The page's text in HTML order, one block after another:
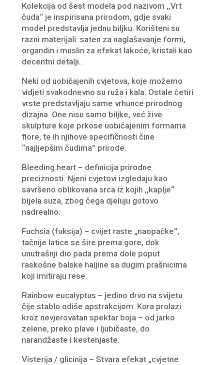
Kolekcija od šest modela pod nazivom ,,Vrt
čuda“je inspirisana prirodom, gdje svaki
model predstavlja jednu biljku. Korišteni su
razni materijali: saten za naglašavanje formi,
organdin i muslin za efekat lakoće, kristali kao
decentni detalji..
Neki od uobičajenih cvjetova, koje možemo
vidjeti svakodnevno su ruža i kala. Ostale četiri
vrste predstavljaju same vrhunce prirodnog
dizajna. One nisu samo biljke, već žive
skulpture koje prkose uobičajenim formama
flore, te ih njihove specifičnosti čine
“najljepšim čudima” prirode.
Bleeding heart – definicija prirodne
preciznosti. Njeni cvjetovi izgledaju kao
savršeno oblikovana srca iz kojih ,,kaplje“
bijela suza, zbog čega djeluju gotovo
nadrealno.
Fuchsia (fuksija) – cvijet raste „naopačke“,
tačnije latice se šire prema gore, dok
unutrašnji dio pada prema dole poput
raskošne balske haljine sa dugim prašnicima
koji imitiraju rese.
Rainbow eucalyptus – jedino drvo na svijetu
čije stablo odiše apstrakcijom. Kora prolazi
kroz nevjerovatan spektar boja – od jarko
zelene, preko plave i ljubičaste, do
narandžaste i kestenjaste.
Visterija / glicinija – Stvara efekat „cvjetne